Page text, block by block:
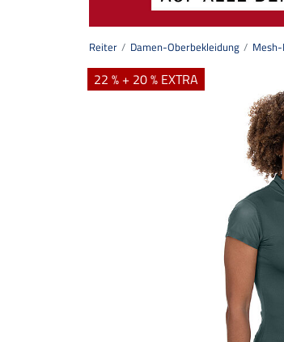
Reiter Damen-Oberbekleidung
22 % + 20 % EXTRA